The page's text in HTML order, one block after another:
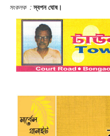
সংকলক : স্বপন ঘোষ।